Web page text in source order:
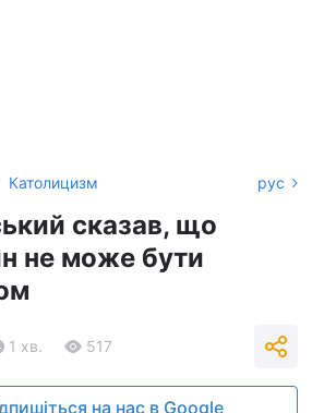
Католицизм рус
сказав, що
не може бути
1 хв. 517
на нас в Google